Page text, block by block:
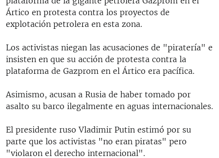
Ártico en protesta contra los proyectos de
explotación petrolera en esta zona.
Los activistas niegan las acusaciones de "piratería" e
insisten en que su acción de protesta contra la
plataforma de Gazprom en el Ártico era pacífica.
Asimismo, acusan a Rusia de haber tomado por
asalto su barco ilegalmente en aguas internacionales.
El presidente ruso Vladimir Putin estimó por su
parte que los activistas "no eran piratas" pero
"violaron el derecho internacional".